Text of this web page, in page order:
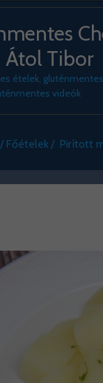
Átol Tibor
ételek, gluténmentes
videók
Főételek Pirított